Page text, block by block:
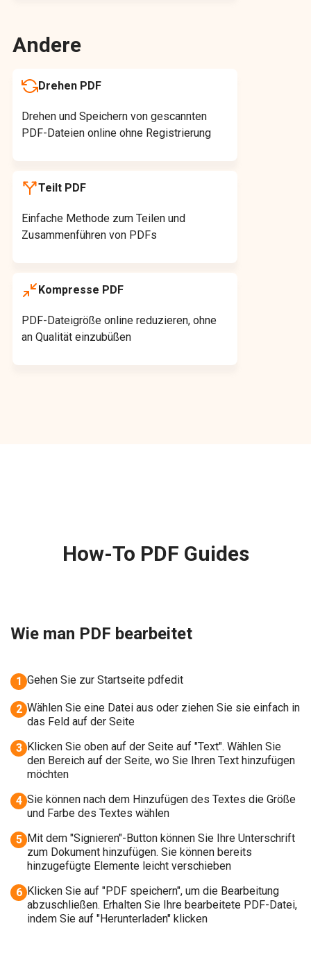
Andere
Drehen PDF
Drehen und Speichern von gescannten
PDF-Dateien online ohne Registrierung
Teilt PDF
Einfache Methode zum Teilen und
Zusammenführen von PDFs
Kompresse PDF
PDF-Dateigröße online reduzieren, ohne
an Qualität einzubüßen
How-To PDF Guides
Wie man PDF bearbeitet
1 Gehen Sie zur Startseite pdfedit
2 Wählen Sie eine Datei aus oder ziehen Sie sie einfach in
das Feld auf der Seite
3 Klicken Sie oben auf der Seite auf "Text". Wählen Sie
den Bereich auf der Seite, wo Sie Ihren Text hinzufügen
möchten
4 Sie können nach dem Hinzufügen des Textes die Größe
und Farbe des Textes wählen
5 Mit dem "Signieren"-Button können Sie Ihre Unterschrift
zum Dokument hinzufügen. Sie können bereits
hinzugefügte Elemente leicht verschieben
6 Klicken Sie auf "PDF speichern", um die Bearbeitung
abzuschließen. Erhalten Sie Ihre bearbeitete PDF-Datei,
indem Sie auf "Herunterladen" klicken